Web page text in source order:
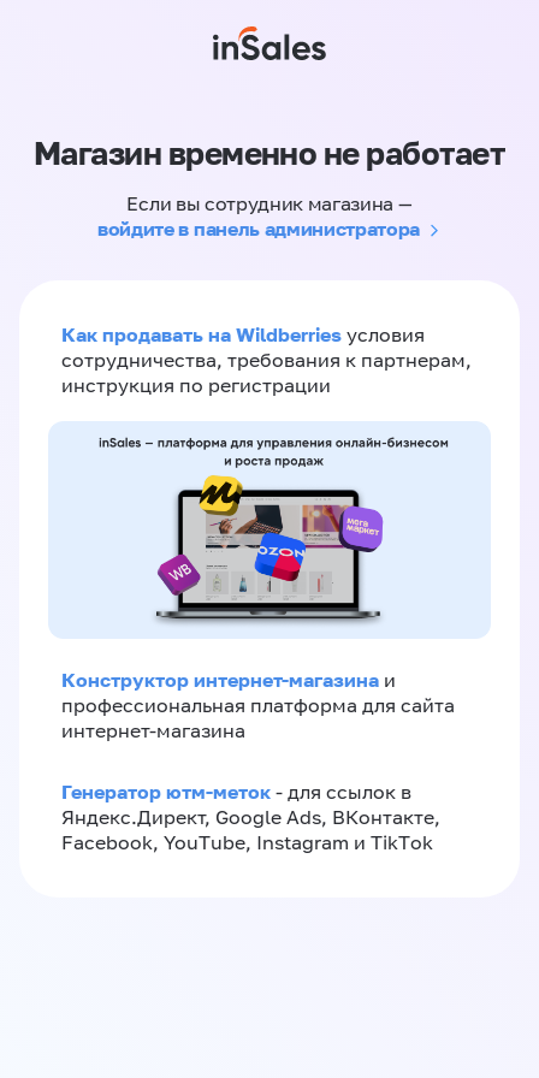
Магазин временно не работает
Если вы сотрудник магазина —
войдите в панель администратора
Как продавать на Wildberries условия
сотрудничества, требования к партнерам,
инструкция по регистрации
Конструктор интернет-магазина и
профессиональная платформа для сайта
интернет-магазина
Генератор ютм-меток - для ссылок в
Яндекс.Директ, Google Ads, ВКонтакте,
Facebook, YouTube, Instagram и TikTok